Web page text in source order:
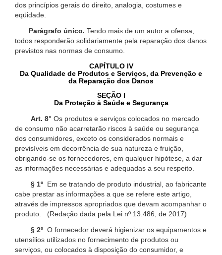
dos princípios gerais do direito, analogia, costumes e
eqüidade.
Parágrafo único. Tendo mais de um autor a ofensa,
todos responderão solidariamente pela reparação dos danos
previstos nas normas de consumo.
CAPÍTULO IV
Da Qualidade de Produtos e Serviços, da Prevenção e
da Reparação dos Danos
SEÇÃO I
Da Proteção à Saúde e Segurança
Art. 8° Os produtos e serviços colocados no mercado
de consumo não acarretarão riscos à saúde ou segurança
dos consumidores, exceto os considerados normais e
previsíveis em decorrência de sua natureza e fruição,
obrigando-se os fornecedores, em qualquer hipótese, a dar
as informações necessárias e adequadas a seu respeito.
§ 1º Em se tratando de produto industrial, ao fabricante
cabe prestar as informações a que se refere este artigo,
através de impressos apropriados que devam acompanhar o
produto. (Redação dada pela Lei nº 13.486, de 2017)
§ 2º O fornecedor deverá higienizar os equipamentos e
utensílios utilizados no fornecimento de produtos ou
serviços, ou colocados à disposição do consumidor, e